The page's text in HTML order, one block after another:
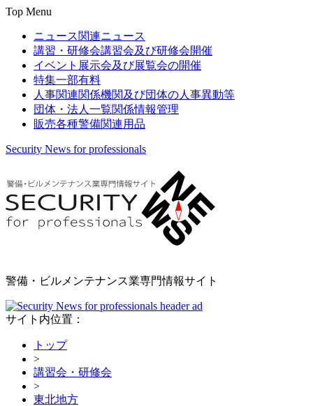
Top Menu
ニュース関連ニュース
講習・研修会講習会及び研修会開催
イベント 展示会及び展覧会の開催
特集一部有料
人事関連関係機関及び団体の人事異動等
団体・法人一覧関係情報管理
販売各種警備関連用品
Security News for professionals
警備・ビルメンテナンス業専門情報サイト
サイト内位置：
トップ
>
講習会・研修会
>
東北地方